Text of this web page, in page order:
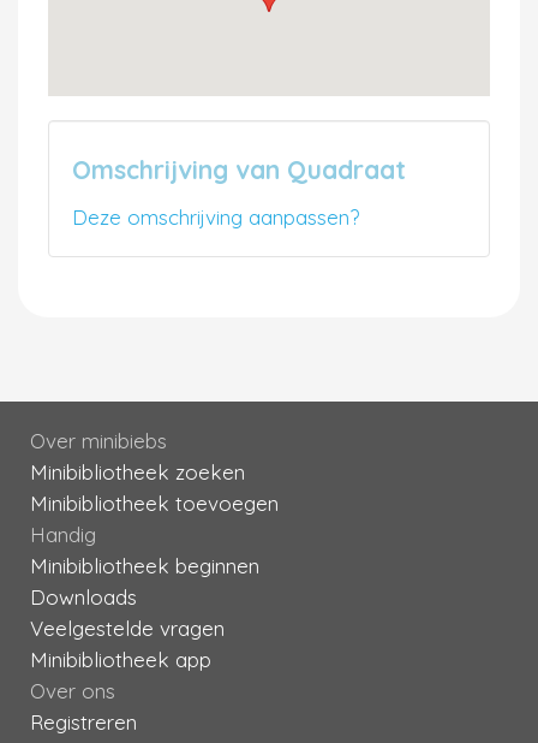
Omschrijving van Quadraat
Deze omschrijving aanpassen?
Over minibiebs
Minibibliotheek zoeken
Minibibliotheek toevoegen
Handig
Minibibliotheek beginnen
Downloads
Veelgestelde vragen
Minibibliotheek app
Over ons
Registreren